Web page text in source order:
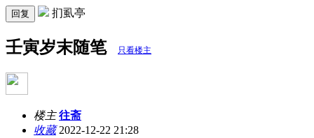
回复 扪虱亭
壬寅岁末随笔 只看楼主
楼主 往斋
收藏2022-12-22 21:28